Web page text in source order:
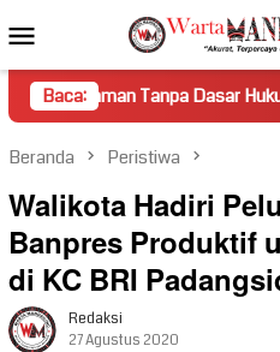
ke
kontenMobile
Baca:
Tanpa Dasar Hukum Picu
Beranda Peristiwa
Walikota Hadiri
Banpres Produktif
di KC BRI
Redaksi
27 Agustus 2020